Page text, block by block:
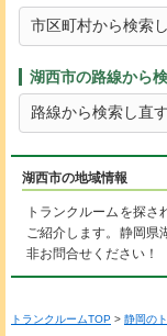
湖西市の路線から
湖西市の地域情報
トランクルームを探
ご紹介します。静岡県
非お問合せください！
トランクルームTOP > 静岡の